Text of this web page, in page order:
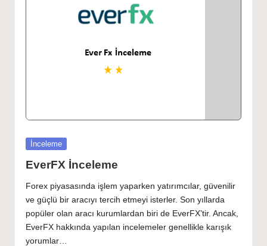
Posted
İnceleme
EverFX İnceleme
Forex piyasasında işlem yaparken yatırımcılar, güvenilir
ve güçlü bir aracıyı tercih etmeyi isterler. Son yıllarda
popüler olan aracı kurumlardan biri de EverFX’tir. Ancak,
EverFX hakkında yapılan incelemeler genellikle karışık
yorumlar…